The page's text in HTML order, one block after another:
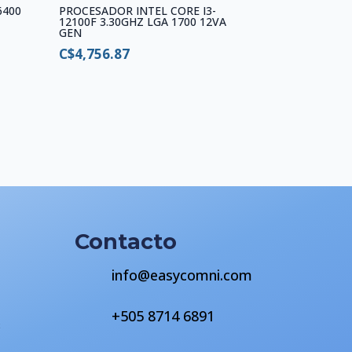
PROCESADOR INTEL CORE I3-
12100F 3.30GHZ LGA 1700 12VA
GEN
C$4,756.87
Contacto
info@easycomni.com
+505 8714 6891